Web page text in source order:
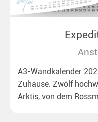
A3-Wandkalender
Zuhause. Zwölf
Arktis, von dem